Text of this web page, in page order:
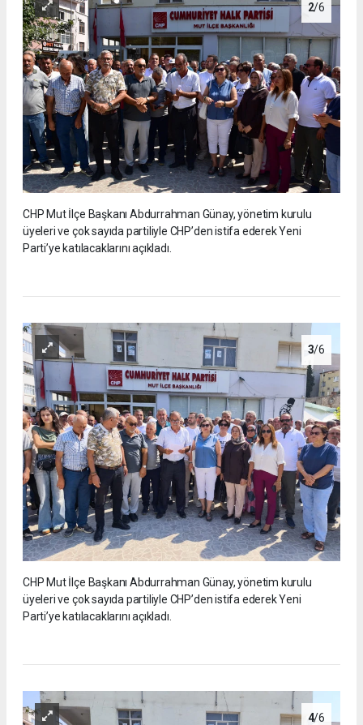
2/6
CHP Mut İlçe Başkanı Abdurrahman Günay, yönetim kurulu
üyeleri ve çok sayıda partiliyle CHP’den istifa ederek Yeni
Parti’ye katılacaklarını açıkladı.
3/6
CHP Mut İlçe Başkanı Abdurrahman Günay, yönetim kurulu
üyeleri ve çok sayıda partiliyle CHP’den istifa ederek Yeni
Parti’ye katılacaklarını açıkladı.
4/6